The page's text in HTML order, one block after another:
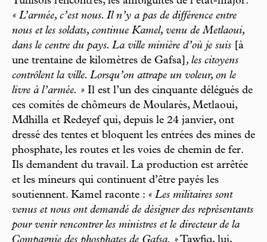
« L’armée, c’est nous. Il n’y a pas de différence entre
nous et les soldats, continue Kamel, venu de Metlaoui,
dans le centre du pays. La ville minière d’où je suis [à
une trentaine de kilomètres de Gafsa] , les citoyens
contrôlent la ville. Lorsqu’on attrape un voleur, on le
livre à l’armée. » Il est l’un des cinquante délégués de
ces comités de chômeurs de Moularès, Metlaoui,
Mdhilla et Redeyef qui, depuis le 24 janvier, ont
dressé des tentes et bloquent les entrées des mines de
phosphate, les routes et les voies de chemin de fer.
Ils demandent du travail. La production est arrêtée
et les mineurs qui continuent d’être payés les
soutiennent. Kamel raconte : « Les militaires sont
venus et nous ont demandé de désigner des représentants
pour venir rencontrer les ministres et le directeur de la